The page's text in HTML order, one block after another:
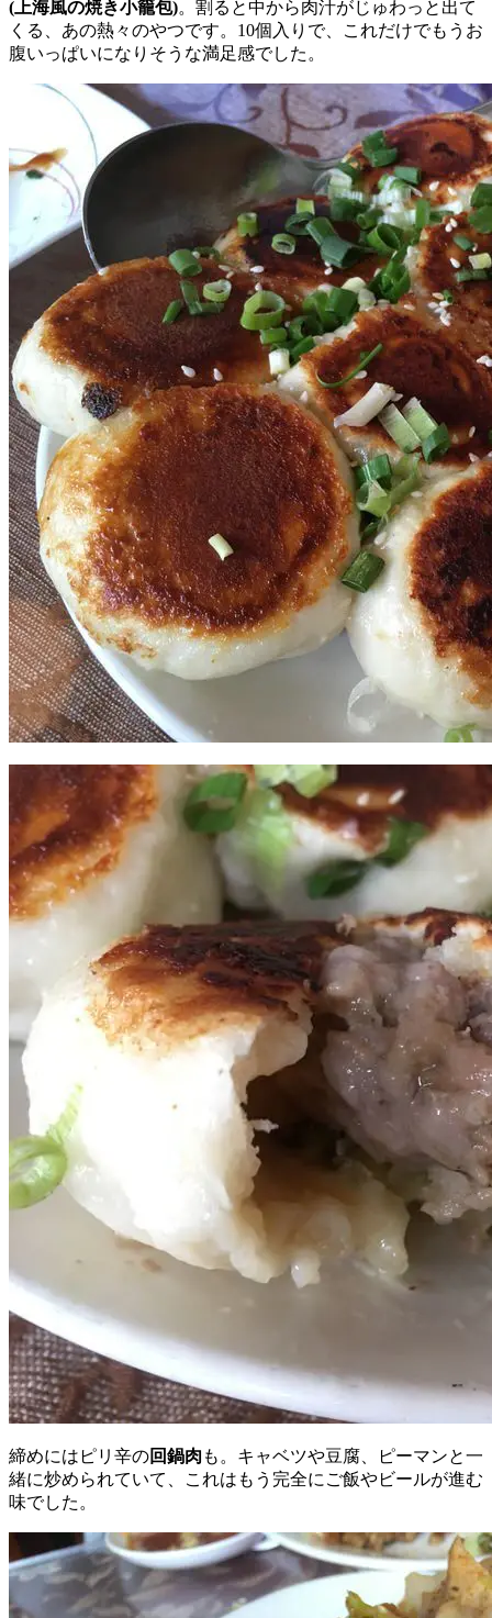
(上海風の焼き小籠包)。割ると中から肉汁がじゅわっと出て
くる、あの熱々のやつです。10個入りで、これだけでもうお
腹いっぱいになりそうな満足感でした。
締めにはピリ辛の回鍋肉 も。キャベツや豆腐、ピーマンと一
緒に炒められていて、これはもう完全にご飯やビールが進む
味でした。